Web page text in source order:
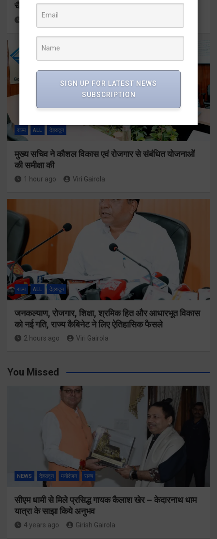
चैंम्पियनशिप ट्रॉफी का मंच
23 minutes ago
राज्य ALL देहरादून
मुख्य सचिव ने कौशल विकास एवं रोजगार से संबंधित योजनाओं
की समीक्षा की
1 hour ago Viri Gairola
राज्य ALL देहरादून
जनकल्याण, रोजगार, शिक्षा, श्रमिक हित और आधारभूत विकास
को नई गति, राज्य कैबिनेट ने लिए ऐतिहासिक फैसले
2 hours ago Viri Gairola
You Missed
NEWS देहरादून मनोरंजन राज्य
सीएम धामी से मिले प्रसिद्ध गायक कैलाश खेर – केदारनाथ धाम
यात्रा के साझा किये अनुभव
4 years ago Girish Gairola
SIGN UP FOR LATEST NEWS
SUBSCRIPTION